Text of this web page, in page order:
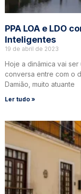
PPA LOA e LDO
Inteligentes
19 de abril de 2023
Hoje a dinâmica vai
conversa entre com o
Damião, muito atuante
Ler tudo »